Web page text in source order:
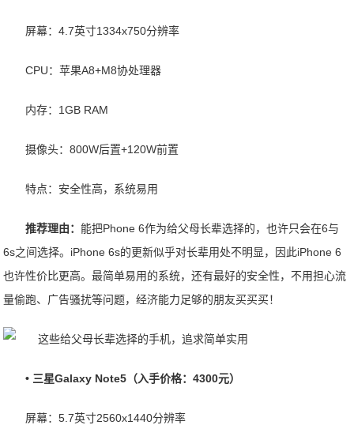
屏幕：4.7英寸1334x750分辨率
CPU：苹果A8+M8协处理器
内存：1GB RAM
摄像头：800W后置+120W前置
特点：安全性高，系统易用
推荐理由： 能把Phone 6作为给父母长辈选择的，也许只会在6与
6s之间选择。iPhone 6s的更新似乎对长辈用处不明显，因此iPhone 6
也许性价比更高。最简单易用的系统，还有最好的安全性，不用担心流
量偷跑、广告骚扰等问题，经济能力足够的朋友买买买！
• 三星Galaxy Note5（入手价格：4300元）
屏幕：5.7英寸2560x1440分辨率